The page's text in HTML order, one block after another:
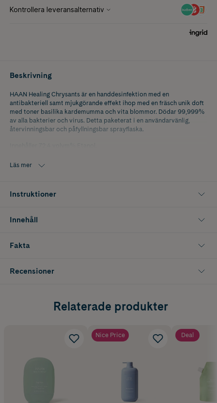
Beskrivning
HAAN Healing Chrysants är en handdesinfektion med en
antibakteriell samt mjukgörande effekt ihop med en fräsch unik doft
med toner basilika kardemumma och vita blommor. Dödar 99,999%
av alla bakterier och virus. Detta paketerat i en användarvänlig,
återvinningsbar och påfyllningsbar sprayflaska.
Läs mer
Instruktioner
Innehåll
Fakta
Recensioner
Relaterade produkter
Nice Price Deal